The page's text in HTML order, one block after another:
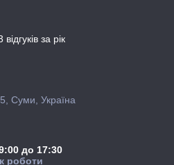
за рік
Суми, Україна
до 17:30
роботи